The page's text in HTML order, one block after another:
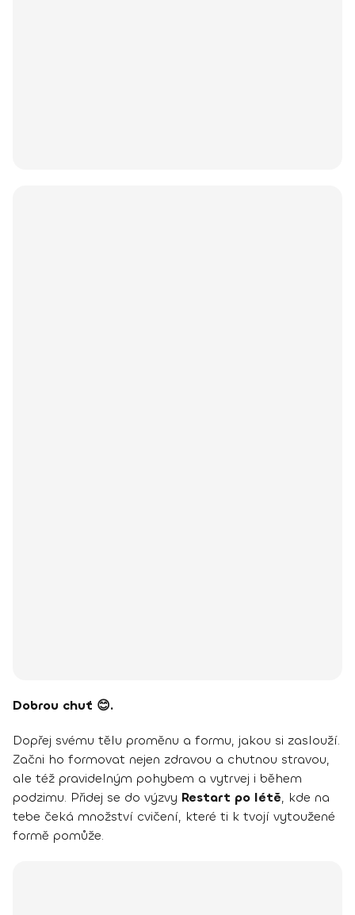
Dobrou chuť 😊.
Dopřej svému tělu proměnu a formu, jakou si zaslouží.
Začni ho formovat nejen zdravou a chutnou stravou,
ale též pravidelným pohybem a vytrvej i během
podzimu. Přidej se do výzvy Restart po létě, kde na
tebe čeká množství cvičení, které ti k tvojí vytoužené
formě pomůže.